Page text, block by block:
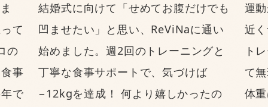
て
の
事
で
結婚式に向けて「せめてお腹だけでも
凹ませたい」と思い、ReViNaに通い
始めました。週2回のトレーニングと
丁寧な食事サポートで、気づけば
−12kgを達成！ 何より嬉しかったの
運
近
ト
て
体